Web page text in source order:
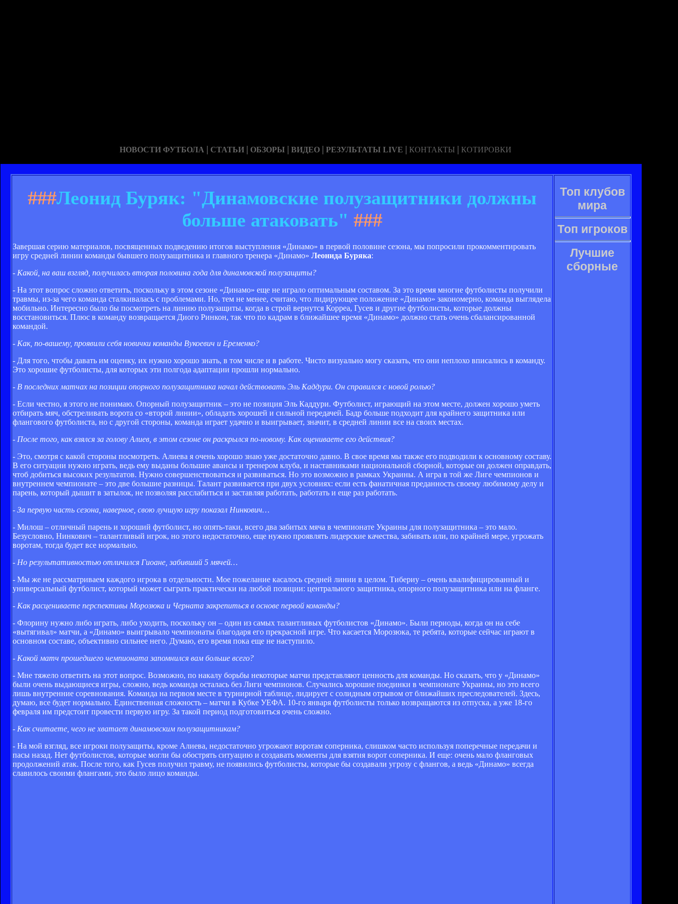
НОВОСТИ ФУТБОЛА | СТАТЬИ | ОБЗОРЫ | ВИДЕО | РЕЗУЛЬТАТЫ LIVE | КОНТАКТЫ | КОТИРОВКИ
###Леонид Буряк: "Динамовские полузащитники должны
больше атаковать" ###
Завершая серию материалов, посвященных подведению итогов выступления «Динамо» в первой половине сезона, мы попросили прокомментировать
игру средней линии команды бывшего полузащитника и главного тренера «Динамо» Леонида Буряка:
- Какой, на ваш взгляд, получилась вторая половина года для динамовской полузащиты?
- На этот вопрос сложно ответить, поскольку в этом сезоне «Динамо» еще не играло оптимальным составом. За это время многие футболисты получили
травмы, из-за чего команда сталкивалась с проблемами. Но, тем не менее, считаю, что лидирующее положение «Динамо» закономерно, команда выглядела
мобильно. Интересно было бы посмотреть на линию полузащиты, когда в строй вернутся Корреа, Гусев и другие футболисты, которые должны
восстановиться. Плюс в команду возвращается Диого Ринкон, так что по кадрам в ближайшее время «Динамо» должно стать очень сбалансированной
командой.
- Как, по-вашему, проявили себя новички команды Вукоевич и Еременко?
- Для того, чтобы давать им оценку, их нужно хорошо знать, в том числе и в работе. Чисто визуально могу сказать, что они неплохо вписались в команду.
Это хорошие футболисты, для которых эти полгода адаптации прошли нормально.
- В последних матчах на позиции опорного полузащитника начал действовать Эль Каддури. Он справился с новой ролью?
- Если честно, я этого не понимаю. Опорный полузащитник – это не позиция Эль Каддури. Футболист, играющий на этом месте, должен хорошо уметь
отбирать мяч, обстреливать ворота со «второй линии», обладать хорошей и сильной передачей. Бадр больше подходит для крайнего защитника или
флангового футболиста, но с другой стороны, команда играет удачно и выигрывает, значит, в средней линии все на своих местах.
- После того, как взялся за голову Алиев, в этом сезоне он раскрылся по-новому. Как оцениваете его действия?
- Это, смотря с какой стороны посмотреть. Алиева я очень хорошо знаю уже достаточно давно. В свое время мы также его подводили к основному составу.
В его ситуации нужно играть, ведь ему выданы большие авансы и тренером клуба, и наставниками национальной сборной, которые он должен оправдать,
чтоб добиться высоких результатов. Нужно совершенствоваться и развиваться. Но это возможно в рамках Украины. А игра в той же Лиге чемпионов и
внутреннем чемпионате – это две большие разницы. Талант развивается при двух условиях: если есть фанатичная преданность своему любимому делу и
парень, который дышит в затылок, не позволяя расслабиться и заставляя работать, работать и еще раз работать.
- За первую часть сезона, наверное, свою лучшую игру показал Нинкович…
- Милош – отличный парень и хороший футболист, но опять-таки, всего два забитых мяча в чемпионате Украины для полузащитника – это мало.
Безусловно, Нинкович – талантливый игрок, но этого недостаточно, еще нужно проявлять лидерские качества, забивать или, по крайней мере, угрожать
воротам, тогда будет все нормально.
- Но результативностью отличился Гиоане, забивший 5 мячей…
- Мы же не рассматриваем каждого игрока в отдельности. Мое пожелание касалось средней линии в целом. Тибериу – очень квалифицированный и
универсальный футболист, который может сыграть практически на любой позиции: центрального защитника, опорного полузащитника или на фланге.
- Как расцениваете перспективы Морозюка и Черната закрепиться в основе первой команды?
- Флорину нужно либо играть, либо уходить, поскольку он – один из самых талантливых футболистов «Динамо». Были периоды, когда он на себе
«вытягивал» матчи, а «Динамо» выигрывало чемпионаты благодаря его прекрасной игре. Что касается Морозюка, те ребята, которые сейчас играют в
основном составе, объективно сильнее него. Думаю, его время пока еще не наступило.
- Какой матч прошедшего чемпионата запомнился вам больше всего?
- Мне тяжело ответить на этот вопрос. Возможно, по накалу борьбы некоторые матчи представляют ценность для команды. Но сказать, что у «Динамо»
были очень выдающиеся игры, сложно, ведь команда осталась без Лиги чемпионов. Случались хорошие поединки в чемпионате Украины, но это всего
лишь внутренние соревнования. Команда на первом месте в турнирной таблице, лидирует с солидным отрывом от ближайших преследователей. Здесь,
думаю, все будет нормально. Единственная сложность – матчи в Кубке УЕФА. 10-го января футболисты только возвращаются из отпуска, а уже 18-го
февраля им предстоит провести первую игру. За такой период подготовиться очень сложно.
- Как считаете, чего не хватает динамовским полузащитникам?
- На мой взгляд, все игроки полузащиты, кроме Алиева, недостаточно угрожают воротам соперника, слишком часто используя поперечные передачи и
пасы назад. Нет футболистов, которые могли бы обострять ситуацию и создавать моменты для взятия ворот соперника. И еще: очень мало фланговых
продолжений атак. После того, как Гусев получил травму, не появились футболисты, которые бы создавали угрозу с флангов, а ведь «Динамо» всегда
славилось своими флангами, это было лицо команды.
Топ клубов
мира
Топ игроков
Лучшие
сборные